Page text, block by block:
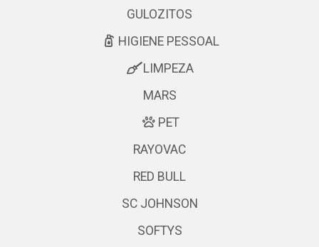
GULOZITOS
HIGIENE PESSOAL
LIMPEZA
MARS
PET
RAYOVAC
RED BULL
SC JOHNSON
SOFTYS